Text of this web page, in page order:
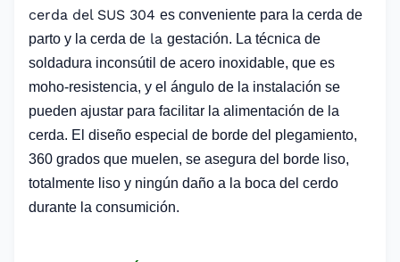
cerda del SUS 304 es conveniente para la cerda de
parto y la cerda de la gestación. La técnica de
soldadura inconsútil de acero inoxidable, que es
moho-resistencia, y el ángulo de la instalación se
pueden ajustar para facilitar la alimentación de la
cerda. El diseño especial de borde del plegamiento,
360 grados que muelen, se asegura del borde liso,
totalmente liso y ningún daño a la boca del cerdo
durante la consumición.